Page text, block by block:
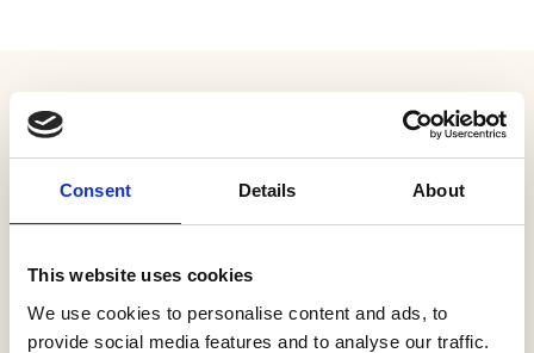
Consent Details About
This website uses cookies
We use cookies to personalise content and ads, to
provide social media features and to analyse our traffic.